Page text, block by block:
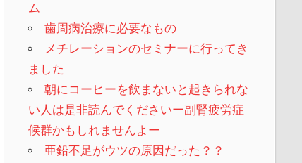
ム
歯周病治療に必要なもの
メチレーションのセミナーに行ってき
ました
朝にコーヒーを飲まないと起きられな
い人は是非読んでくださいー副腎疲労症
候群かもしれませんよー
亜鉛不足がウツの原因だった？？